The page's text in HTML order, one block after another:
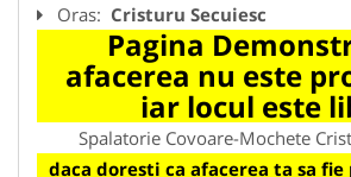
Oras: Cristuru Secuiesc
Pagina
afacerea nu este
iar locul este
Spalatorie Covoare-Mochete
daca doresti ca afacerea ta sa